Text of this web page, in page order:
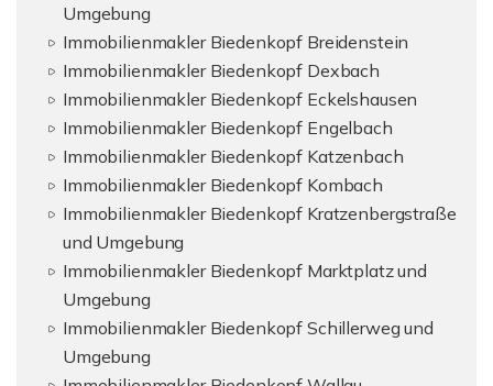
Umgebung
Immobilienmakler Biedenkopf Breidenstein
Immobilienmakler Biedenkopf Dexbach
Immobilienmakler Biedenkopf Eckelshausen
Immobilienmakler Biedenkopf Engelbach
Immobilienmakler Biedenkopf Katzenbach
Immobilienmakler Biedenkopf Kombach
Immobilienmakler Biedenkopf Kratzenbergstraße
und Umgebung
Immobilienmakler Biedenkopf Marktplatz und
Umgebung
Immobilienmakler Biedenkopf Schillerweg und
Umgebung